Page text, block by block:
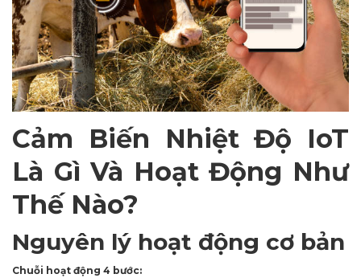
Cảm Biến Nhiệt Độ IoT
Là Gì Và Hoạt Động Như
Thế Nào?
Nguyên lý hoạt động cơ bản
Chuỗi hoạt động 4 bước: